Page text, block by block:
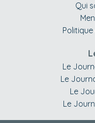
Qui
Le
Le
Le
Le